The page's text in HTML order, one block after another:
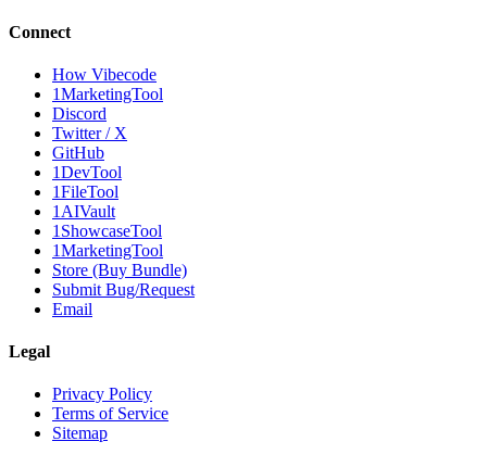
Connect
How Vibecode
1MarketingTool
Discord
Twitter / X
GitHub
1DevTool
1FileTool
1AIVault
1ShowcaseTool
1MarketingTool
Store (Buy Bundle)
Submit Bug/Request
Email
Legal
Privacy Policy
Terms of Service
Sitemap